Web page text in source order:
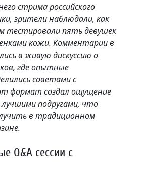
стрима российского
зрители наблюдали, как
тестировали пять девушек
кожи. Комментарии в
в живую дискуссию о
где опытные
советами с
формат создал ощущение
лучшими подругами, что
в традиционном
Q&A сессии с